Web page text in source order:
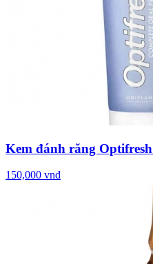
Kem đánh răng
150,000 vnđ